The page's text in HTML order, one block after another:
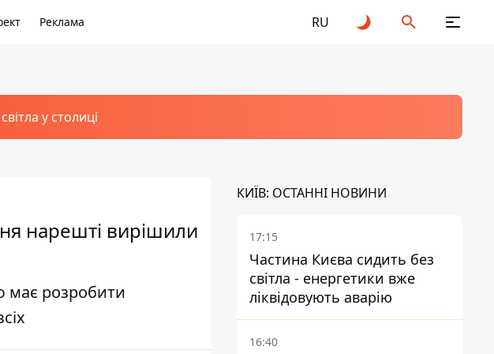
Реклама RU
у столиці
нарешті вирішили
має розробити
КИЇВ: ОСТАННІ НОВИНИ
17:15
Частина Києва сидить без
світла - енергетики вже
ліквідовують аварію
16:40